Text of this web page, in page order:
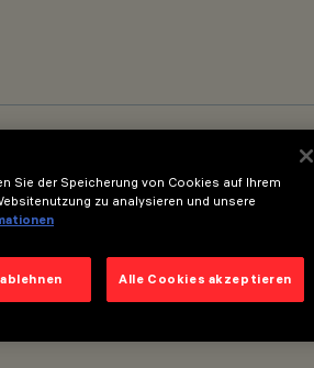
Mikroraster
Sie der Speicherung von Cookies auf Ihrem
zu analysieren und unsere
Alle Cookies akzeptieren